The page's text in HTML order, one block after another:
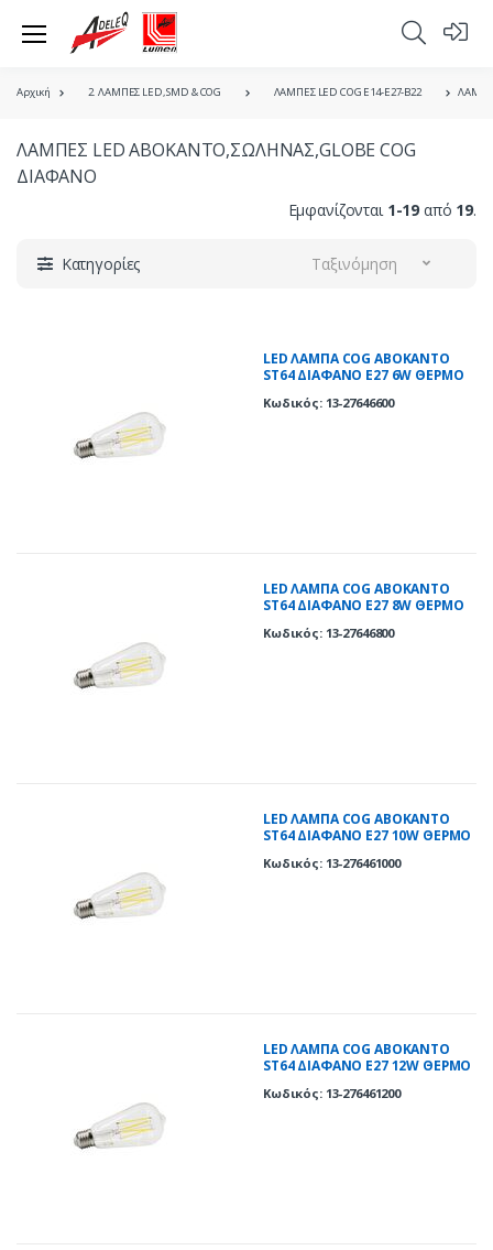
Αρχική 2. ΛΑΜΠΕΣ LED, SMD & COG ΛΑΜΠΕΣ LED COG E14-E27-B22
ΛΑΜΠΕΣ LED ΑΒΟΚΑΝΤΟ,ΣΩΛΗΝΑΣ,GLOBE COG
ΔΙΑΦΑΝO
Εμφανίζονται 1-19 από 19.
Κατηγορίες Ταξινόμηση
LED ΛΑΜΠΑ COG ΑΒΟΚΑΝΤΟ
ST64 ΔΙΑΦΑΝΟ Ε27 6W ΘΕΡΜΟ
Κωδικός: 13-27646600
LED ΛΑΜΠΑ COG ΑΒΟΚΑΝΤΟ
ST64 ΔΙΑΦΑΝΟ Ε27 8W ΘΕΡΜΟ
Κωδικός: 13-27646800
LED ΛΑΜΠΑ COG ΑΒΟΚΑΝΤΟ
ST64 ΔΙΑΦΑΝΟ Ε27 10W ΘΕΡΜΟ
Κωδικός: 13-276461000
LED ΛΑΜΠΑ COG ΑΒΟΚΑΝΤΟ
ST64 ΔΙΑΦΑΝΟ Ε27 12W ΘΕΡΜΟ
Κωδικός: 13-276461200